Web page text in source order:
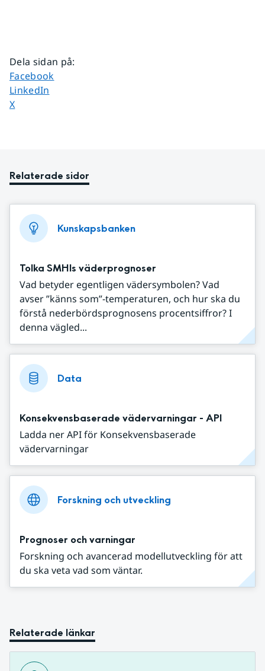
Dela sidan på:
Dela sidan på
Facebook
Dela sidan på
LinkedIn
Dela sidan på
X
Relaterade sidor
Kunskapsbanken
Tolka SMHIs väderprognoser
Vad betyder egentligen vädersymbolen? Vad
avser ”känns som”-temperaturen, och hur ska du
förstå nederbördsprognosens procentsiffror? I
denna vägled...
Data
Konsekvensbaserade vädervarningar - API
Ladda ner API för Konsekvensbaserade
vädervarningar
Forskning och utveckling
Prognoser och varningar
Forskning och avancerad modellutveckling för att
du ska veta vad som väntar.
Relaterade länkar